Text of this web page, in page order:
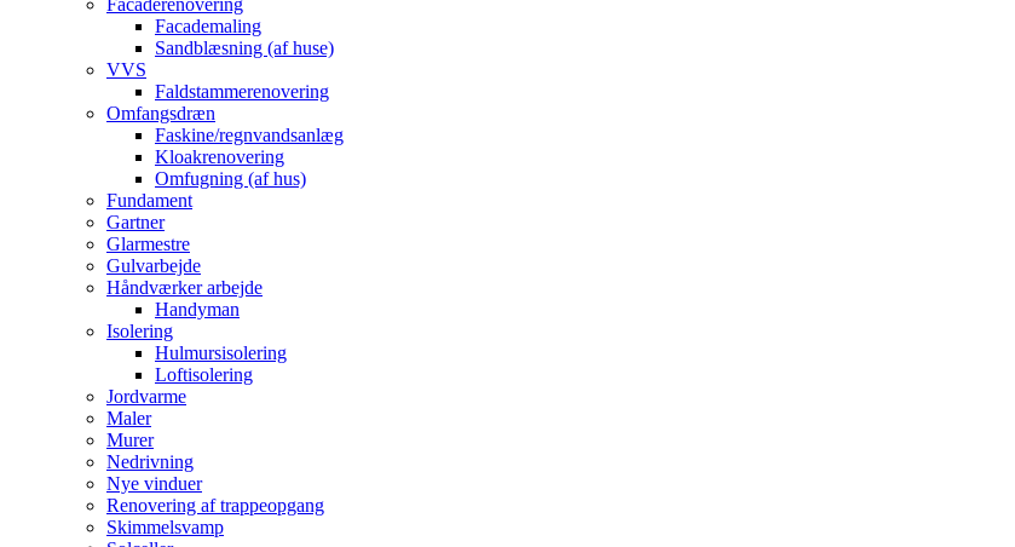
Facaderenovering
Facademaling
Sandblæsning (af huse)
VVS
Faldstammerenovering
Omfangsdræn
Faskine/regnvandsanlæg
Kloakrenovering
Omfugning (af hus)
Fundament
Gartner
Glarmestre
Gulvarbejde
Håndværker arbejde
Handyman
Isolering
Hulmursisolering
Loftisolering
Jordvarme
Maler
Murer
Nedrivning
Nye vinduer
Renovering af trappeopgang
Skimmelsvamp